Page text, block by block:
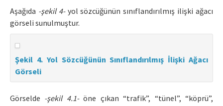
Aşağıda -şekil 4-yol sözcüğünün sınıflandırılmış ilişki ağacı
görseli sunulmuştur.
Şekil 4. Yol Sözcüğünün Sınıflandırılmış İlişki Ağacı
Görseli
Görselde -şekil 4.1-öne çıkan “trafik”, “tünel”, “köprü”,